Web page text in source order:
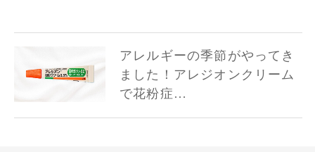
アレルギーの季節がやってき
ました！アレジオンクリーム
で花粉症…